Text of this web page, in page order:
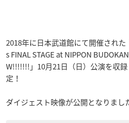
2018年に日本武道館にて開催された
s FINAL STAGE at NIPPON
W!!!!!!!」10月21日（日）公演を収
定！
ダイジェスト映像が公開となりまし